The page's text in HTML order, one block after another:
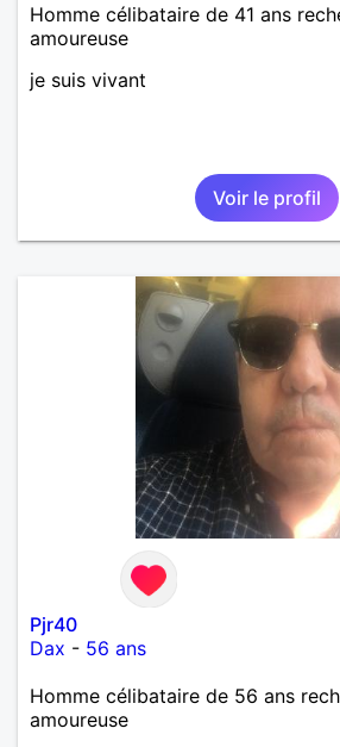
Homme célibataire de 41 ans
amoureuse
je suis vivant
Voir le profil
Pjr40
Dax - 56 ans
Homme célibataire de 56 ans
amoureuse